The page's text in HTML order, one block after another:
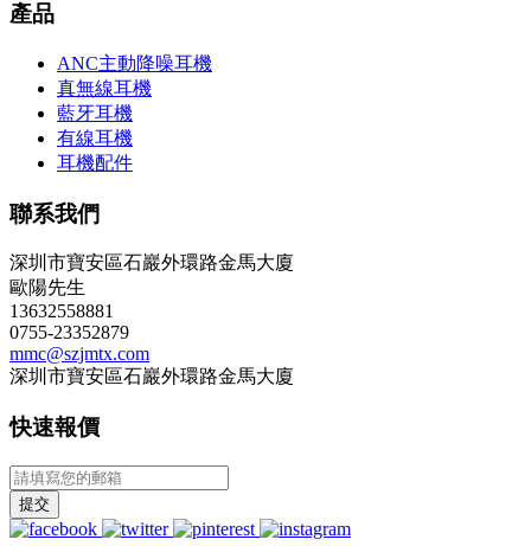
產品
ANC主動降噪耳機
真無線耳機
藍牙耳機
有線耳機
耳機配件
聯系我們
深圳市寶安區石巖外環路金馬大廈
歐陽先生
13632558881
0755-23352879
mmc@szjmtx.com
深圳市寶安區石巖外環路金馬大廈
快速報價
提交